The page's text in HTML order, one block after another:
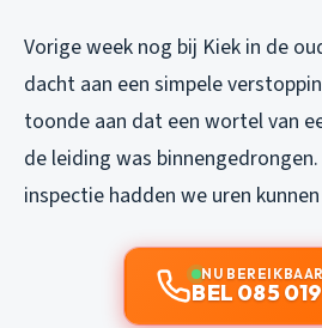
Vorige week nog bij Kiek in de
dacht aan een simpele
toonde aan dat een wortel van
de leiding was
inspectie hadden we uren
NU BEREIKBAAR
BEL 085